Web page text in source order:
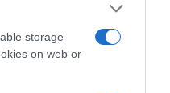
storage
on web or
prémio de melhor
pela Travel MAGG